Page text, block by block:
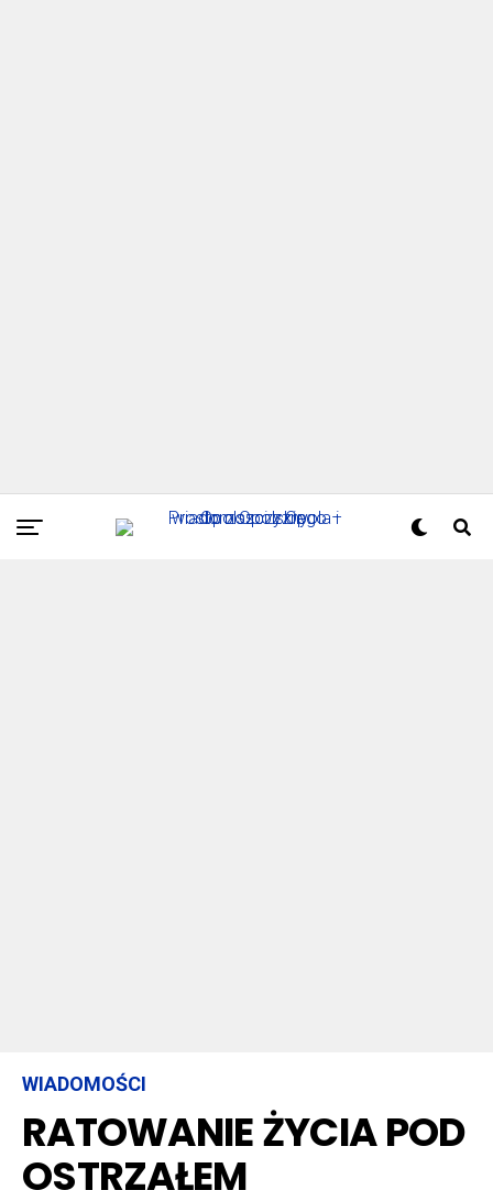
WIADOMOŚCI
RATOWANIE ŻYCIA POD
OSTRZAŁEM